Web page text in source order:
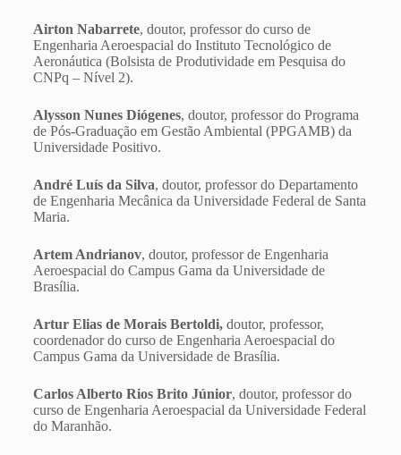
Airton Nabarrete, doutor, professor do curso de
Engenharia Aeroespacial do Instituto Tecnológico de
Aeronáutica (Bolsista de Produtividade em Pesquisa do
CNPq – Nível 2).
Alysson Nunes Diógenes, doutor, professor do Programa
de Pós-Graduação em Gestão Ambiental (PPGAMB) da
Universidade Positivo.
André Luís da Silva, doutor, professor do Departamento
de Engenharia Mecânica da Universidade Federal de Santa
Maria.
Artem Andrianov, doutor, professor de Engenharia
Aeroespacial do Campus Gama da Universidade de
Brasília.
Artur Elias de Morais Bertoldi, doutor, professor,
coordenador do curso de Engenharia Aeroespacial do
Campus Gama da Universidade de Brasília.
Carlos Alberto Rios Brito Júnior, doutor, professor do
curso de Engenharia Aeroespacial da Universidade Federal
do Maranhão.